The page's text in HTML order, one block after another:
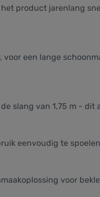
product jarenlang
een lange
slang van 1,75 m -
eenvoudig te
voor